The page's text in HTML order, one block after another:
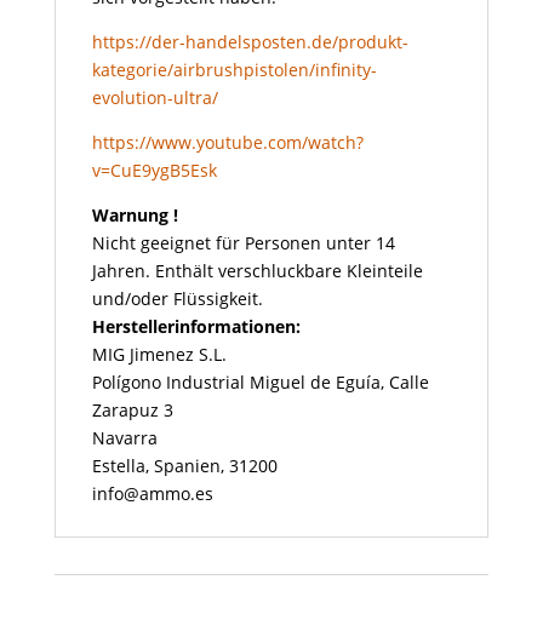
https://der-handelsposten.de/produkt-
kategorie/airbrushpistolen/infinity-
evolution-ultra/
https://www.youtube.com/watch?
v=CuE9ygB5Esk
Warnung !
Nicht geeignet für Personen unter 14
Jahren. Enthält verschluckbare Kleinteile
und/oder Flüssigkeit.
Herstellerinformationen:
MIG Jimenez S.L.
Polígono Industrial Miguel de Eguía, Calle
Zarapuz 3
Navarra
Estella, Spanien, 31200
info@ammo.es